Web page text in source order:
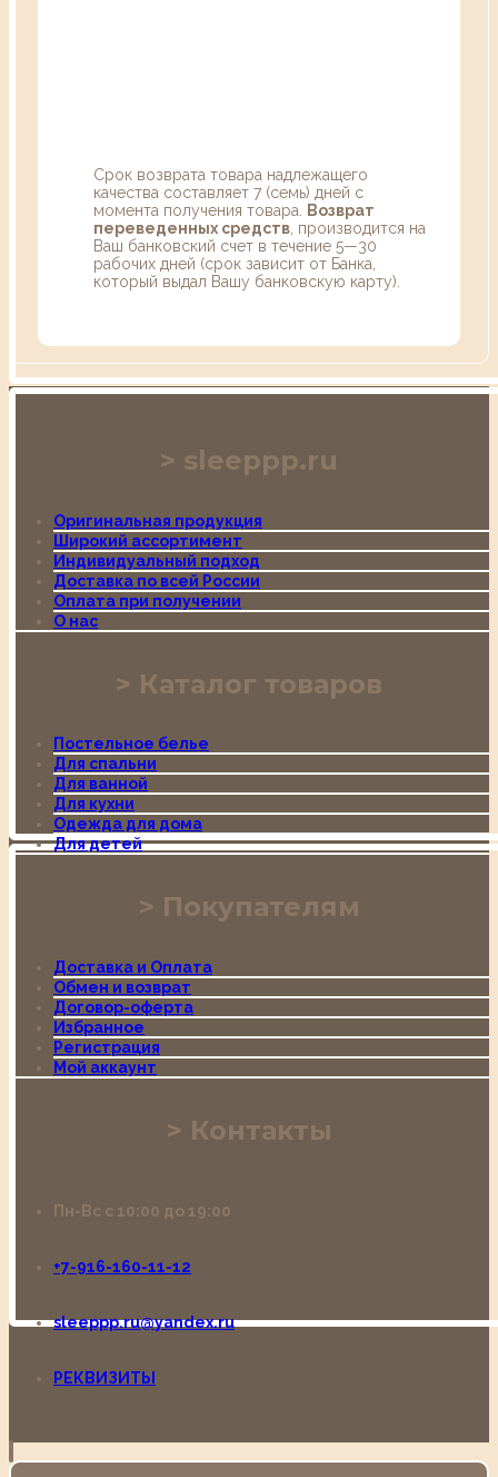
Срок возврата товара надлежащего
качества составляет 7 (семь) дней с
момента получения товара.
Возврат
переведенных средств , производится на
Ваш банковский счет в течение 5—30
рабочих дней (срок зависит от Банка,
который выдал Вашу банковскую карту).
sleeppp.ru
Оригинальная продукция
Широкий ассортимент
Индивидуальный подход
Доставка по всей России
Оплата при получении
О нас
Каталог товаров
Постельное белье
Для спальни
Для ванной
Для кухни
Одежда для дома
Для детей
Покупателям
Доставка и Оплата
Обмен и возврат
Договор-оферта
Избранное
Регистрация
Мой аккаунт
Контакты
Пн-Вс с 10:00 до 19:00
+7-916-160-11-12
sleeppp.ru@yandex.ru
РЕКВИЗИТЫ